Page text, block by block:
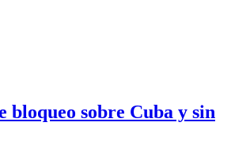
bloqueo sobre Cuba y sin